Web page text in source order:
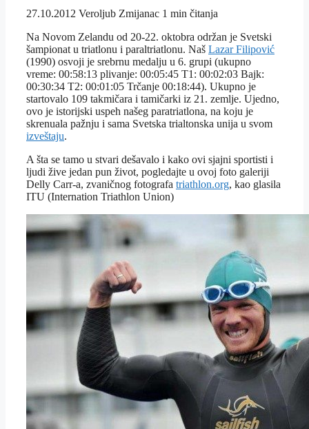
27.10.2012 Veroljub Zmijanac 1 min čitanja
Na Novom Zelandu od 20-22. oktobra održan je Svetski
šampionat u triatlonu i paraltriatlonu. Naš Lazar Filipović
(1990) osvoji je srebrnu medalju u 6. grupi (ukupno
vreme: 00:58:13 plivanje: 00:05:45 T1: 00:02:03 Bajk:
00:30:34 T2: 00:01:05 Trčanje 00:18:44). Ukupno je
startovalo 109 takmičara i tamičarki iz 21. zemlje. Ujedno,
ovo je istorijski uspeh našeg paratriatlona, na koju je
skrenuala pažnju i sama Svetska trialtonska unija u svom
izveštaju.
A šta se tamo u stvari dešavalo i kako ovi sjajni sportisti i
ljudi žive jedan pun život, pogledajte u ovoj foto galeriji
Delly Carr-a, zvaničnog fotografa triathlon.org, kao glasila
ITU (Internation Triathlon Union)